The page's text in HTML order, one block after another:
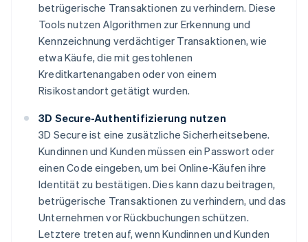
betrügerische Transaktionen zu verhindern. Diese
Tools nutzen Algorithmen zur Erkennung und
Kennzeichnung verdächtiger Transaktionen, wie
etwa Käufe, die mit gestohlenen
Kreditkartenangaben oder von einem
Risikostandort getätigt wurden.
3D Secure-Authentifizierung nutzen
3D Secure ist eine zusätzliche Sicherheitsebene.
Kundinnen und Kunden müssen ein Passwort oder
einen Code eingeben, um bei Online-Käufen ihre
Identität zu bestätigen. Dies kann dazu beitragen,
betrügerische Transaktionen zu verhindern, und das
Unternehmen vor Rückbuchungen schützen.
Letztere treten auf, wenn Kundinnen und Kunden